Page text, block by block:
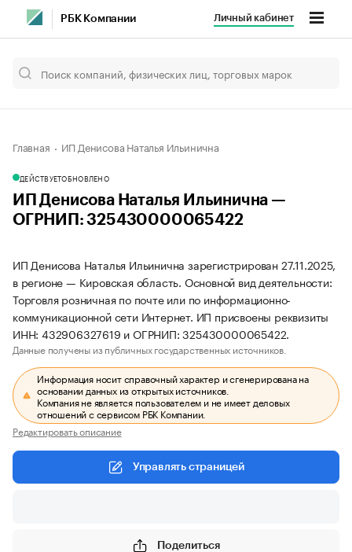
РБК Компании Личный кабинет
Главная ИП Денисова Наталья Ильинична
ДЕЙСТВУЕТОБНОВЛЕНО
ИП Денисова Наталья Ильинична —
ОГРНИП: 325430000065422
ИП Денисова Наталья Ильинична зарегистрирован 27.11.2025,
в регионе — Кировская область. Основной вид деятельности:
Торговля розничная по почте или по информационно-
коммуникационной сети Интернет. ИП присвоены реквизиты
ИНН: 432906327619 и ОГРНИП: 325430000065422.
Данные получены из публичных государственных источников.
Информация носит справочный характер и сгенерирована на
основании данных из открытых источников.
Компания не является пользователем и не имеет деловых
отношений с сервисом РБК Компании.
Редактировать описание
Управлять страницей
Поделиться